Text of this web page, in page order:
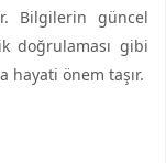
Bilgilerin güncel
doğrulaması gibi
hayati önem taşır.